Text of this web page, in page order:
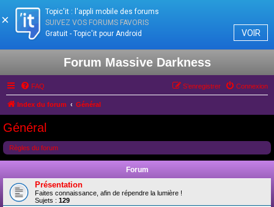
Forum Massive Darkness
FAQ Connexion
S’enregistrer
Index du forum Général
Général
Règles du forum
Forum
Présentation
Faites connaissance, afin de répendre la lumière !
Sujets : 129
×
Topic'it : l'appli mobile des forums
SUIVEZ VOS FORUMS FAVORIS
Gratuit - Topic'it pour Android
VOIR